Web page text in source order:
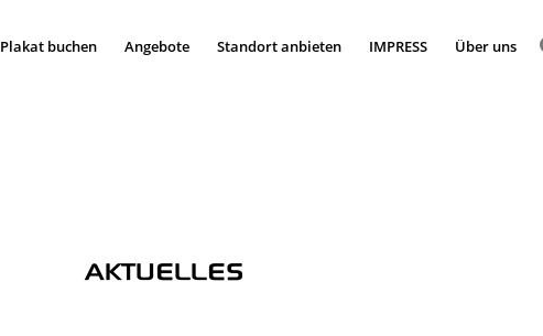
Plakat buchen Angebote Standort anbieten IMPRESS Über uns
AKTUELLES